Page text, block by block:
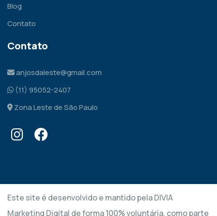
Blog
Contato
Contato
anjosdaleste@gmail.com
(11) 95052-2407
Zona Leste de São Paulo
Este site é desenvolvido e mantido pela DIVIA
Marketing Digital de forma 100% voluntária, como parte